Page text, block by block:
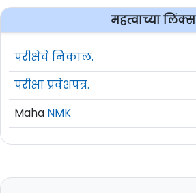
महत्वाच्या लिंक्स
परीक्षेचे निकाल.
परीक्षा प्रवेशपत्र.
Maha NMK